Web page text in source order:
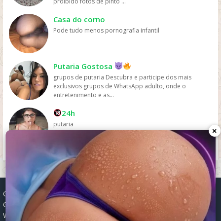
Casa do corno
Pode tudo menos pornografia infantil
Putaria Gostosa
grupos de putaria Descubra e participe dos mais
exclusivos grupos de WhatsApp adulto, onde o
entretenimento e as...
24h
putaria
Grupos WhatsApp, Links de grupos, Entrar grupos WhatsApp,
Grupos de compra e venda, Links WhatsApp atualizados, Grupos
WhatsApp 2025, Links para grupos, Participar grupos WhatsApp,
×